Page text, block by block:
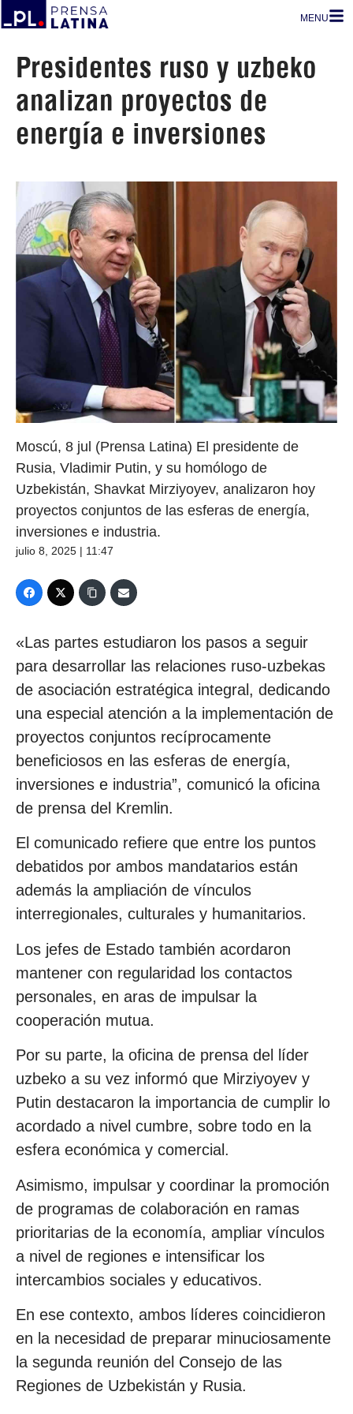
MENU
Presidentes ruso y uzbeko
analizan proyectos de
energía e inversiones
Moscú, 8 jul (Prensa Latina) El presidente de
Rusia, Vladimir Putin, y su homólogo de
Uzbekistán, Shavkat Mirziyoyev, analizaron hoy
proyectos conjuntos de las esferas de energía,
inversiones e industria.
julio 8, 2025 | 11:47
«Las partes estudiaron los pasos a seguir
para desarrollar las relaciones ruso-uzbekas
de asociación estratégica integral, dedicando
una especial atención a la implementación de
proyectos conjuntos recíprocamente
beneficiosos en las esferas de energía,
inversiones e industria”, comunicó la oficina
de prensa del Kremlin.
El comunicado refiere que entre los puntos
debatidos por ambos mandatarios están
además la ampliación de vínculos
interregionales, culturales y humanitarios.
Los jefes de Estado también acordaron
mantener con regularidad los contactos
personales, en aras de impulsar la
cooperación mutua.
Por su parte, la oficina de prensa del líder
uzbeko a su vez informó que Mirziyoyev y
Putin destacaron la importancia de cumplir lo
acordado a nivel cumbre, sobre todo en la
esfera económica y comercial.
Asimismo, impulsar y coordinar la promoción
de programas de colaboración en ramas
prioritarias de la economía, ampliar vínculos
a nivel de regiones e intensificar los
intercambios sociales y educativos.
En ese contexto, ambos líderes coincidieron
en la necesidad de preparar minuciosamente
la segunda reunión del Consejo de las
Regiones de Uzbekistán y Rusia.